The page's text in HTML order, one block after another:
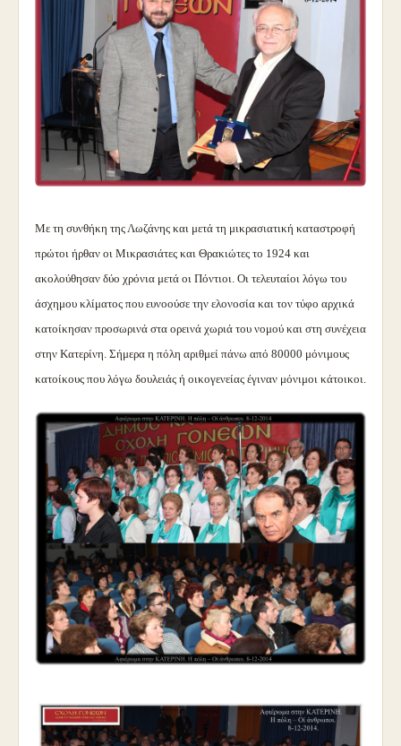
Με τη συνθήκη της Λωζάνης και μετά τη μικρασιατική καταστροφή
πρώτοι ήρθαν οι Μικρασιάτες και Θρακιώτες το 1924 και
ακολούθησαν δύο χρόνια μετά οι Πόντιοι. Οι τελευταίοι λόγω του
άσχημου κλίματος που ευνοούσε την ελονοσία και τον τύφο αρχικά
κατοίκησαν προσωρινά στα ορεινά χωριά του νομού και στη συνέχεια
στην Κατερίνη. Σήμερα η πόλη αριθμεί πάνω από 80000 μόνιμους
κατοίκους που λόγω δουλειάς ή οικογενείας έγιναν μόνιμοι κάτοικοι.